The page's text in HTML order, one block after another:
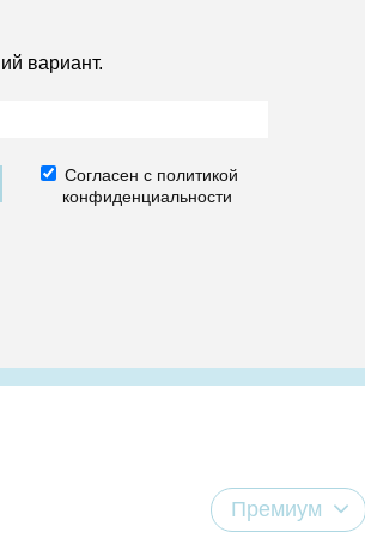
вариант.
Согласен с политикой
конфиденциальности
Премиум